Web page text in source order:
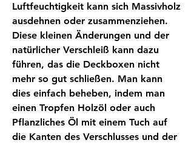
Luftfeuchtigkeit kann sich Massivholz
ausdehnen oder zusammenziehen.
Diese kleinen Änderungen und der
natürlicher Verschleiß kann dazu
führen, das die Deckboxen nicht
mehr so gut schließen. Man kann
dies einfach beheben, indem man
einen Tropfen Holzöl oder auch
Pflanzliches Öl mit einem Tuch auf
die Kanten des Verschlusses und der